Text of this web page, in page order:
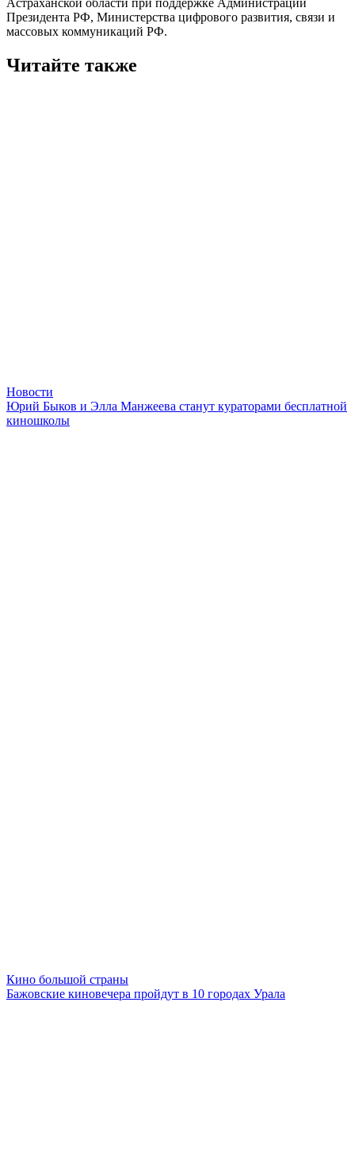
Президента РФ, Министерства цифрового развития, связи и
массовых коммуникаций РФ.
Читайте также
Новости
Юрий Быков и Элла Манжеева станут кураторами бесплатной
киношколы
Кино большой страны
Бажовские киновечера пройдут в 10 городах Урала